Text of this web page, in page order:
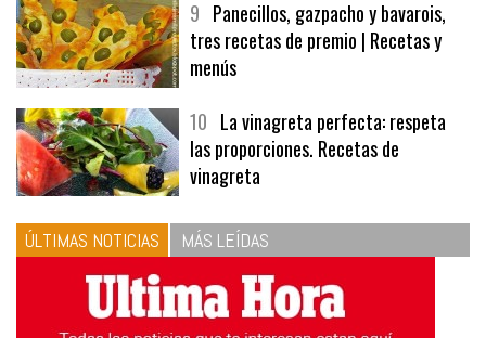
9 Panecillos, gazpacho y bavarois,
tres recetas de premio | Recetas y
menús
10 La vinagreta perfecta: respeta
las proporciones. Recetas de
vinagreta
ÚLTIMAS NOTICIAS MÁS LEÍDAS